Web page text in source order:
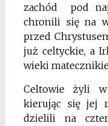
zachód pod
chronili się na
przed
już celtyckie, a
wieki
Celtowie żyli
kierując się jej
dzielili na